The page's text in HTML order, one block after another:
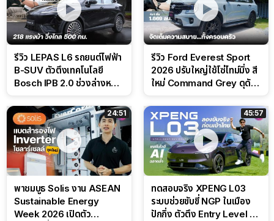
รีวิว LEPAS L6 รถยนต์ไฟฟ้า
B-SUV ตัวตึงเทคโนโลยี
Bosch IPB 2.0 ช่วงล่างหนึบ
รีวิว Ford Everest Sport
2026 ปรับใหญ่ใช้โซ่ไทม์มิ่ง สี
ใหม่ Command Grey ดุดัน
24:51
พาชมบูธ Solis งาน ASEAN
Sustainable Energy
Week 2026 เปิดตัว
45:57
ทดสอบจริง XPENG L03
ระบบช่วยขับขี่ NGP ในเมือง
ปักกิ่ง ตัวตึง Entry Level ที่